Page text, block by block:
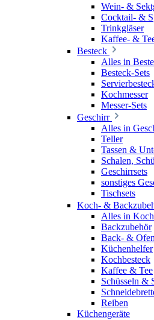
Wein- &
Cocktail- &
Trinkgläser
Kaffee- &
Besteck
Alles in
Besteck-Sets
Kochmesser
Messer-Sets
Geschirr
Alles in
Teller
Tassen &
Schalen,
Geschirrsets
sonstiges
Tischsets
Koch- &
Alles in
Backzubehör
Back- &
Küchenhelfer
Kochbesteck
Kaffee & Tee
Schüsseln &
Reiben
Küchengeräte